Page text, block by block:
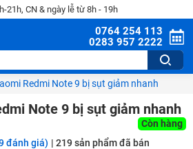
21h, CN & ngày lễ từ 8h - 19h
0764 254 113
0283 957 2222
Redmi Note 9 bị sụt giảm nhanh
Note 9 bị sụt giảm nhanh
Còn hàng
đánh giá) | 219sản phẩm đã bán